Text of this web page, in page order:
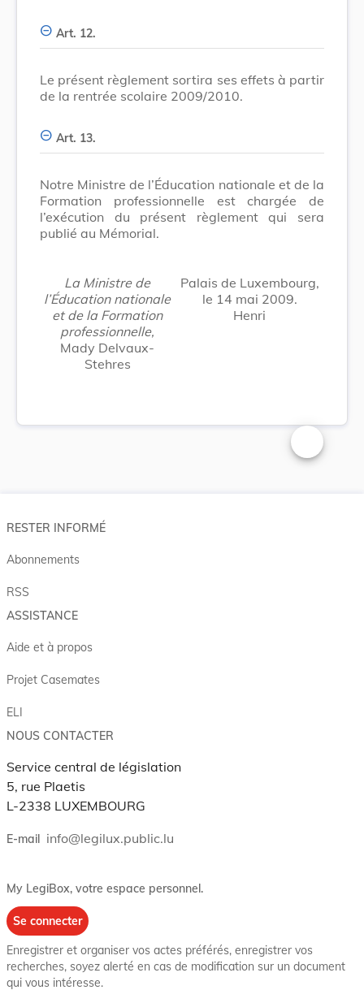
Art. 12.
Le présent règlement sortira ses effets à partir
de la rentrée scolaire 2009/2010.
Art. 13.
Notre Ministre de l’Éducation nationale et de la
Formation professionnelle est chargée de
l’exécution du présent règlement qui sera
publié au Mémorial.
La Ministre de
l’Éducation nationale
et de la Formation
professionnelle,
Mady Delvaux-
Stehres
Palais de Luxembourg,
le 14 mai 2009.
Henri
Changer la
RESTER INFORMÉ
Abonnements
RSS
ASSISTANCE
Aide et à propos
Projet Casemates
ELI
NOUS CONTACTER
Service central de législation
5, rue Plaetis
L-2338 LUXEMBOURG
E-mail info@legilux.public.lu
My LegiBox, votre espace personnel.
Se connecter
Enregistrer et organiser vos actes préférés, enregistrer vos
recherches, soyez alerté en cas de modification sur un document
qui vous intéresse.